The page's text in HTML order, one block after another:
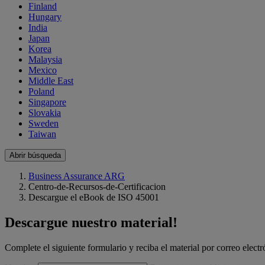
Finland
Hungary
India
Japan
Korea
Malaysia
Mexico
Middle East
Poland
Singapore
Slovakia
Sweden
Taiwan
Abrir búsqueda
Business Assurance ARG
Centro-de-Recursos-de-Certificacion
Descargue el eBook de ISO 45001
Descargue nuestro material!
Complete el siguiente formulario y reciba el material por correo